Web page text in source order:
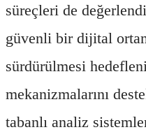
süreçleri de
güvenli bir dijital
sürdürülmesi
mekanizmalarını
tabanlı analiz